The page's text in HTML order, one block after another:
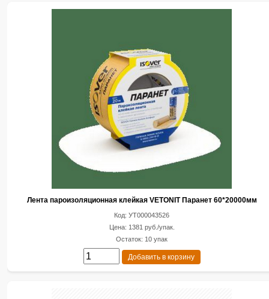
Лента пароизоляционная клейкая VETONIT Паранет 60*20000мм
Код: УТ000043526
Цена: 1381 руб./упак.
Остаток: 10 упак
Добавить в корзину